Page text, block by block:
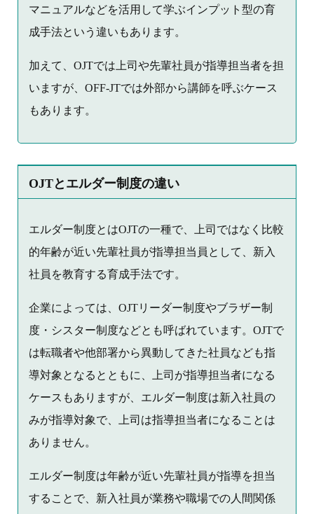
マニュアルなどを活用して学ぶインプット型の育
成手法という違いもあります。
加えて、OJTでは上司や先輩社員が指導担当者を担
いますが、OFF-JTでは外部から講師を呼ぶケース
もあります。
OJTとエルダー制度の違い
エルダー制度とはOJTの一種で、上司ではなく比較
的年齢が近い先輩社員が指導担当員として、新入
社員を教育する育成手法です。
企業によっては、OJTリーダー制度やブラザー制
度・シスター制度などとも呼ばれています。OJTで
は転職者や他部署から異動してきた社員なども指
導対象となるとともに、上司が指導担当者になる
ケースもありますが、エルダー制度は新入社員の
みが指導対象で、上司は指導担当者になることは
ありません。
エルダー制度は年齢が近い先輩社員が指導を担当
することで、新入社員が業務や職場での人間関係